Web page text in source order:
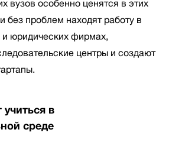
вузов особенно ценятся в этих
без проблем находят работу в
и юридических фирмах,
центры и создают
в
среде